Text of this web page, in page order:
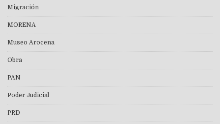
Migración
MORENA
Museo Arocena
Obra
PAN
Poder Judicial
PRD